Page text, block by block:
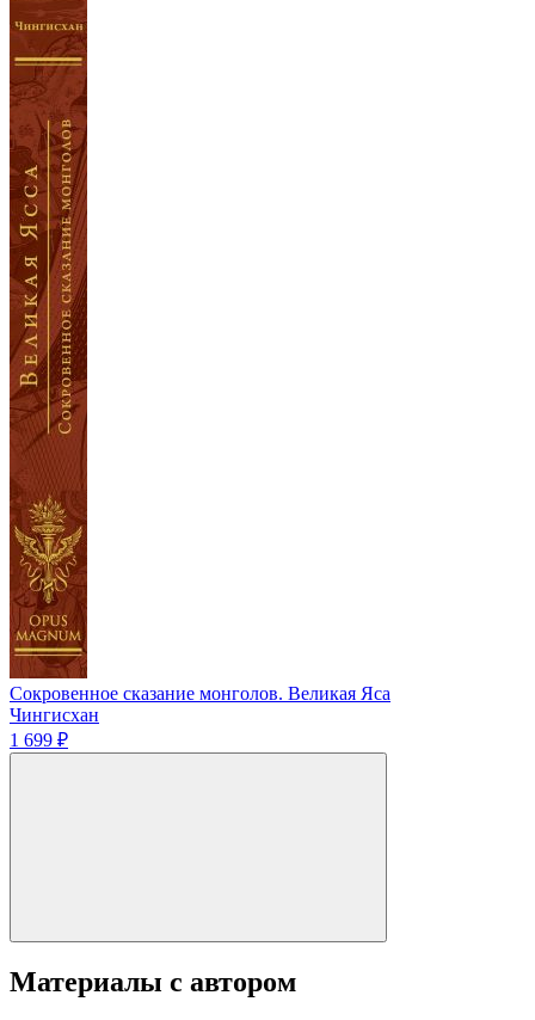
Сокровенное сказание монголов. Великая Яса
Чингисхан
1 699 ₽
Материалы с автором